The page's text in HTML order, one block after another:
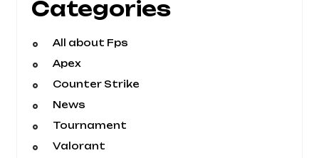
Categories
All about Fps
Apex
Counter Strike
News
Tournament
Valorant